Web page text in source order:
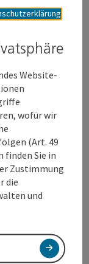
Adresse in
Website-
wofür wir
(Art. 49
finden Sie in
Zustimmung
die
und